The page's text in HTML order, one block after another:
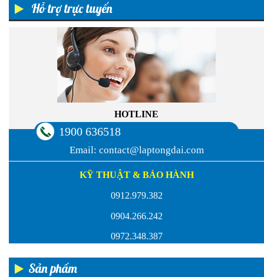
Hỗ trợ trực tuyến
HOTLINE
1900 636518
Email: contact@laptongdai.com
KỸ THUẬT & BẢO HÀNH
0912.979.382
0904.266.242
0972.348.387
Sản phẩm